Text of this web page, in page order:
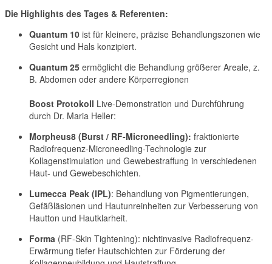
Die Highlights des Tages & Referenten:
Quantum 10 ist für kleinere, präzise Behandlungszonen wie
Gesicht und Hals konzipiert.
Quantum 25 ermöglicht die Behandlung größerer Areale, z.
B. Abdomen oder andere Körperregionen
Boost Protokoll Live-Demonstration und Durchführung
durch Dr. Maria Heller:
Morpheus8 (Burst / RF-Microneedling): fraktionierte
Radiofrequenz-Microneedling-Technologie zur
Kollagenstimulation und Gewebestraffung in verschiedenen
Haut- und Gewebeschichten.
Lumecca Peak (IPL): Behandlung von Pigmentierungen,
Gefäßläsionen und Hautunreinheiten zur Verbesserung von
Hautton und Hautklarheit.
Forma (RF-Skin Tightening): nichtinvasive Radiofrequenz-
Erwärmung tiefer Hautschichten zur Förderung der